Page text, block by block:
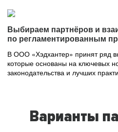
Выбираем партнёров и
по регламентированным
В ООО «Хэдхантер» принят ряд
которые основаны на ключевых
законодательства и лучших
Варианты